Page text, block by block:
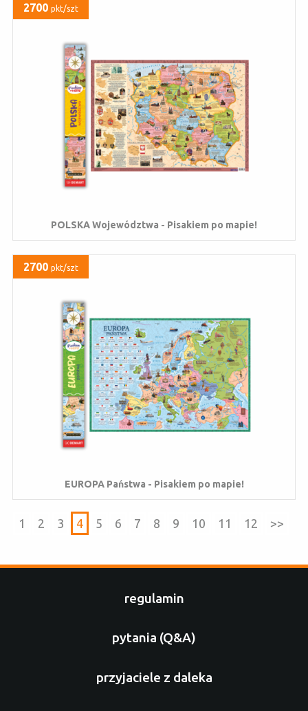
2700 pkt/szt
POLSKA Województwa - Pisakiem po mapie!
2700 pkt/szt
EUROPA Państwa - Pisakiem po mapie!
1 2 3 4 5 6 7 8 9 10 11 12 >>
regulamin
pytania (Q&A)
przyjaciele z daleka